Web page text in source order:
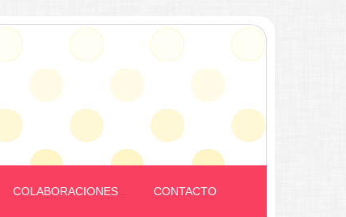
COLABORACIONES CONTACTO